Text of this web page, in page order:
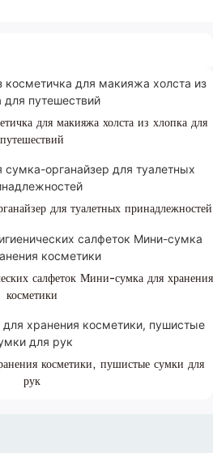
для макияжа холста из хлопка для
путешествий
для туалетных принадлежностей
салфеток Мини-сумка для хранения
косметики
косметики, пушистые сумки для
рук